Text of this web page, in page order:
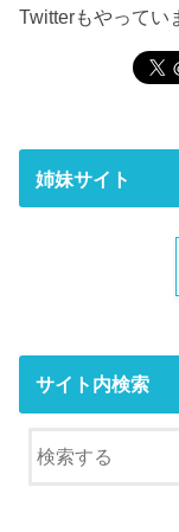
Twitterもやってい
姉妹サイト
サイト内検索